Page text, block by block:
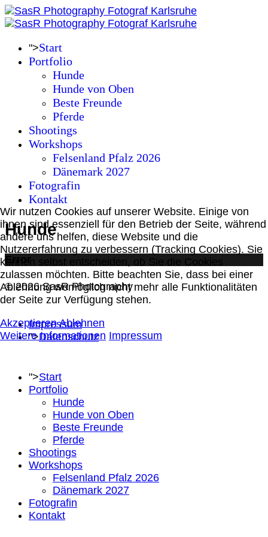
">Start
Portfolio
Hunde
Hunde von Oben
Beste Freunde
Pferde
Shootings
Workshops
Felsenland Pfalz 2026
Dänemark 2027
Fotografin
Kontakt
Hunde
Error
© 2026 SasR Photography
Impressum
">Datenschutz
">Start
Portfolio
Hunde
Hunde von Oben
Beste Freunde
Pferde
Shootings
Workshops
Felsenland Pfalz 2026
Dänemark 2027
Fotografin
Kontakt
Wir nutzen Cookies auf unserer Website. Einige von
ihnen sind essenziell für den Betrieb der Seite, während
andere uns helfen, diese Website und die
Nutzererfahrung zu verbessern (Tracking Cookies). Sie
können selbst entscheiden, ob Sie die Cookies
zulassen möchten. Bitte beachten Sie, dass bei einer
Ablehnung womöglich nicht mehr alle Funktionalitäten
der Seite zur Verfügung stehen.
Akzeptieren Ablehnen
Weitere Informationen Impressum